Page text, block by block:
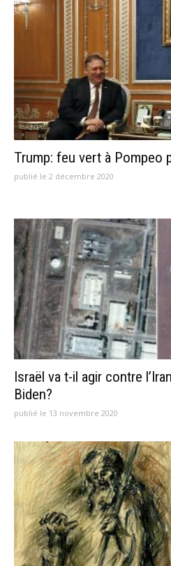
Trump: feu vert à Pompeo
publié le 2 décembre 2020
Israël va t-il agir contre
Biden?
publié le 13 novembre 2020